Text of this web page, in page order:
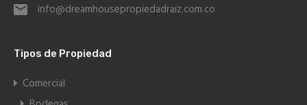
info@dreamhousepropiedadraiz.com.co
Tipos de Propiedad
Comercial